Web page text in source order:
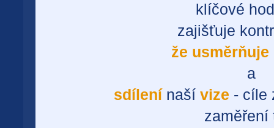
klíčové
zajišťuje
že
a
sdílenínaší vize - cíle
zaměření